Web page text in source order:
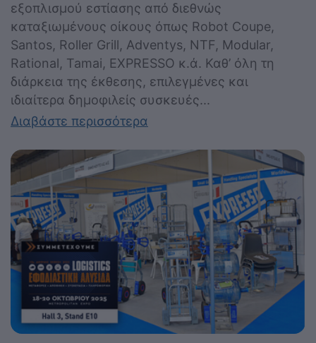
εξοπλισμού εστίασης από διεθνώς
καταξιωμένους οίκους όπως Robot Coupe,
Santos, Roller Grill, Adventys, NTF, Modular,
Rational, Tamai, EXPRESSO κ.ά. Καθ’ όλη τη
διάρκεια της έκθεσης, επιλεγμένες και
ιδιαίτερα δημοφιλείς συσκευές...
Διαβάστε περισσότερα